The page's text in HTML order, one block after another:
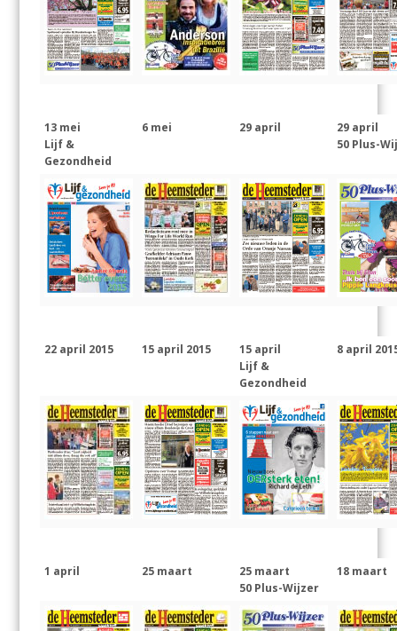
13 mei
Lijf &
Gezondheid
6 mei 29 april
29 april
50 Plus-
22 april 2015 15 april 2015
15 april
Lijf &
Gezondheid
8 april
1 april 25 maart
25 maart
50 Plus-Wijzer
18 maart